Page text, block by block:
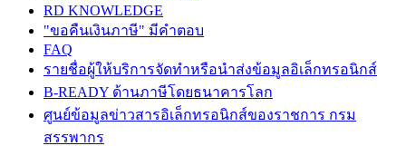
RD KNOWLEDGE
"ขอคืนเงินภาษี" มีคำตอบ
FAQ
รายชื่อผู้ให้บริการจัดทำหรือนำส่งข้อมูลอิเล็กทรอนิกส์
B-READY ด้านภาษีโดยธนาคารโลก
ศูนย์ข้อมูลข่าวสารอิเล็กทรอนิกส์ของราชการ กรม
สรรพากร